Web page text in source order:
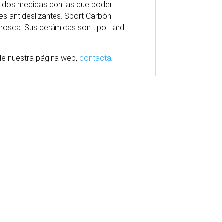
medidas con las que poder
antideslizantes. Sport Carbón
Sus cerámicas son tipo Hard
nuestra página web, contacta.